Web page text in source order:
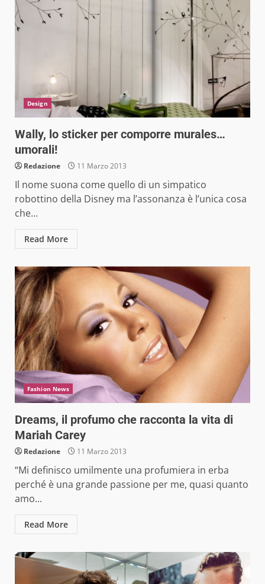
Design
Wally, lo sticker per comporre murales…
umorali!
Redazione 11 Marzo 2013
Il nome suona come quello di un simpatico
robottino della Disney ma l’assonanza è l’unica cosa
che...
Read More
Fashion News
Dreams, il profumo che racconta la vita di
Mariah Carey
Redazione 11 Marzo 2013
“Mi definisco umilmente una profumiera in erba
perché è una grande passione per me, quasi quanto
amo...
Read More